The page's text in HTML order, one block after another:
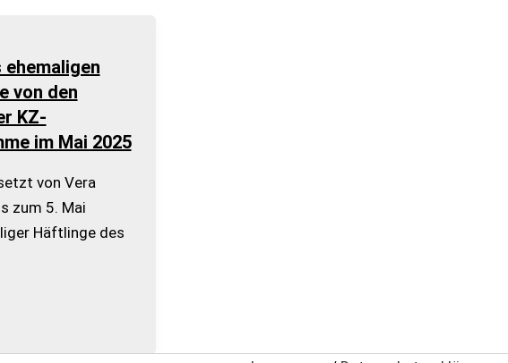
von den
KZ-
im Mai 2025
von Vera
zum 5. Mai
Häftlinge des